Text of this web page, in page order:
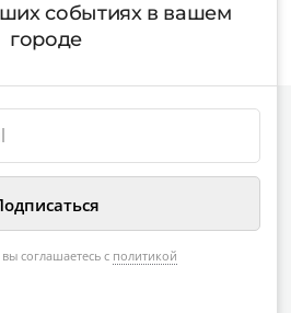
событиях в вашем
городе
соглашаетесь с политикой